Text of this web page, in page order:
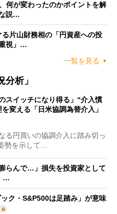
何が変わったのかポイントを解
説…
る片山財務相の「円資産への投
視」…
一覧を見る
析」
スイッチになり得る」“介入慣
変える「日米協調為替介入」
円買いの協調介入に踏み切っ
勢を示して…
らんで…」損失を投資家として
…
ク・S&P500は足踏み」が意味